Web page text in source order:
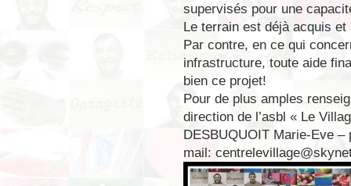
supervisés pour une
Le terrain est déjà acquis
Par contre, en ce qui
infrastructure, toute aide
bien ce projet!
Pour de plus amples
direction de l’asbl « Le
DESBUQUOIT Marie-Eve –
mail: